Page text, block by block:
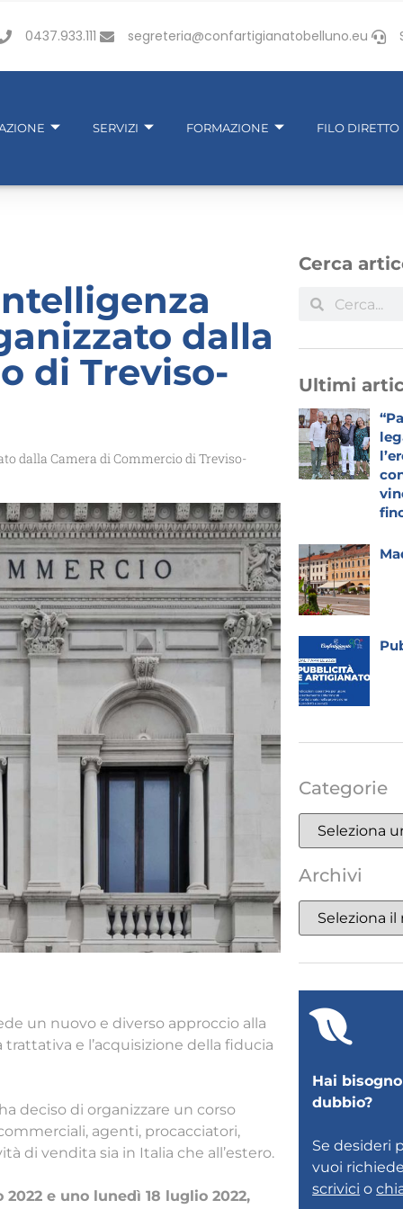
0437.933.111 segreteria@confartigianatobelluno.eu
SERVIZI FORMAZIONE FILO DIRETTO
dalla
di Treviso-
dalla Camera di Commercio di Treviso-
un nuovo e diverso approccio alla
e l’acquisizione della fiducia
deciso di organizzare un corso
agenti, procacciatori,
di vendita sia in Italia che all’estero.
e uno lunedì 18 luglio 2022,
Cerca
Ultimi
Categorie
Archivi
Hai
dubbio?
Se desideri
vuoi
scrivici o